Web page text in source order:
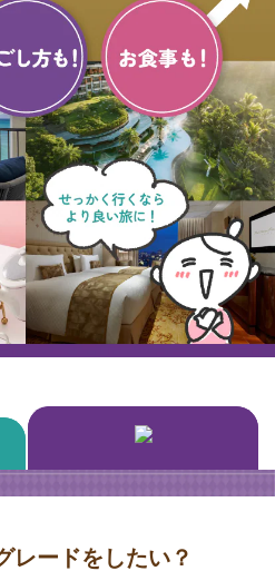
レードをしたい？